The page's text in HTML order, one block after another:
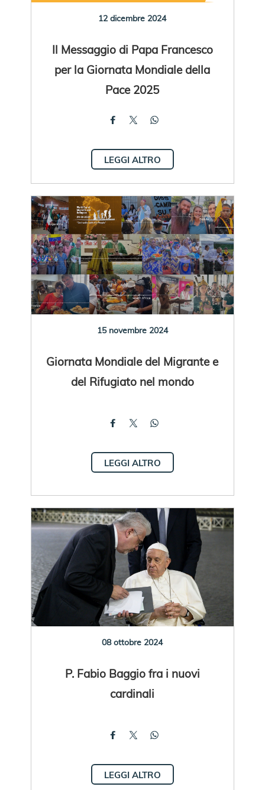
12 dicembre 2024
Il Messaggio di Papa Francesco
per la Giornata Mondiale della
Pace 2025
LEGGI ALTRO
15 novembre 2024
Giornata Mondiale del Migrante e
del Rifugiato nel mondo
LEGGI ALTRO
08 ottobre 2024
P. Fabio Baggio fra i nuovi
cardinali
LEGGI ALTRO